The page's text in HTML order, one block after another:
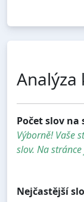
Analýza
Počet slov na
Výborně! Vaše
slov. Na
Nejčastější